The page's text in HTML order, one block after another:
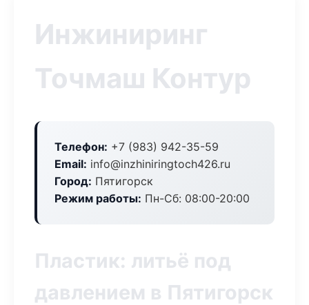
Инжиниринг
Точмаш Контур
Телефон: +7 (983) 942-35-59
Email: info@inzhiniringtoch426.ru
Город: Пятигорск
Режим работы: Пн-Сб: 08:00-20:00
Пластик: литьё под
давлением в Пятигорск